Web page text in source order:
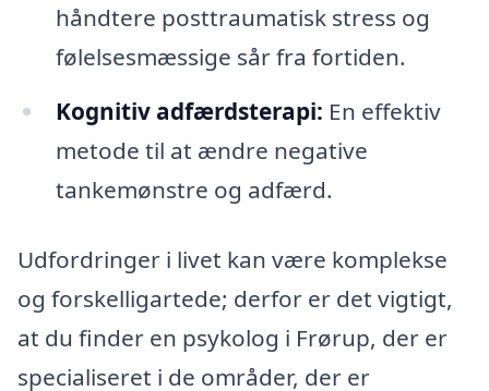
håndtere posttraumatisk stress og
følelsesmæssige sår fra fortiden.
Kognitiv adfærdsterapi: En effektiv
metode til at ændre negative
tankemønstre og adfærd.
Udfordringer i livet kan være komplekse
og forskelligartede; derfor er det vigtigt,
at du finder en psykolog i Frørup, der er
specialiseret i de områder, der er